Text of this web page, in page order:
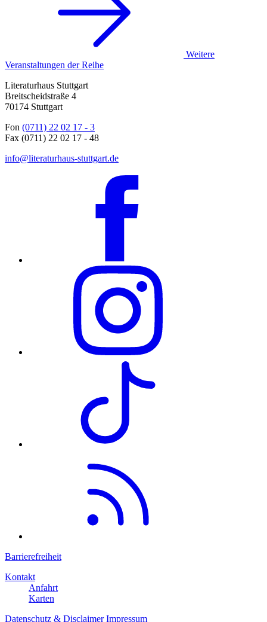
Weitere
Veranstaltungen der Reihe
Literaturhaus Stuttgart
Breitscheidstraße 4
70174 Stuttgart
Fon (0711) 22 02 17 - 3
Fax (0711) 22 02 17 - 48
info@literaturhaus-stuttgart.de
Barrierefreiheit
Kontakt
Anfahrt
Karten
Datenschutz & Disclaimer Impressum